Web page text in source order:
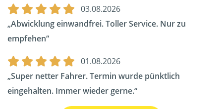
03.08.2026
Abwicklung einwandfrei. Toller Service. Nur zu
empfehen
01.08.2026
Super netter Fahrer. Termin wurde pünktlich
eingehalten. Immer wieder gerne.